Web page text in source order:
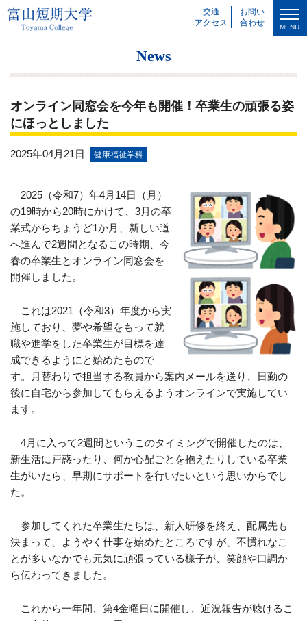
交通
アクセス
お問い
合わせ
MENU
News
オンライン同窓会を今年も開催！卒業生の頑張る姿
にほっとしました
2025年04月21日 健康福祉学科
2025（令和7）年4月 14日（月）
の19時から20時にかけて、 3月の卒
業式からちょうど1か月、新しい道
へ進んで2週間となるこの時期、今
春の卒業生とオンライン同窓会を
開催しました。
これは2021 （令和3）年度から実
施しており、夢や希望をもって就
職や進学をした卒業生が目標を達
成できるようにと始めたもので
す。月替わりで担当する教員から案内メールを送り、日勤の
後に自宅から参加してもらえるようオンラインで実施してい
ます。
4月に入って2週間というこのタイミングで開催したのは、
新生活に戸惑ったり、何か心配ごとを抱えたりしている卒業
生がいたら、早期にサポートを行いたいという思いからでし
た。
参加してくれた卒業生たちは、新人研修を終え、配属先も
決まって、ようやく仕事を始めたところですが、不慣れなこ
とが多いなかでも元気に頑張っている様子が、笑顔や口調か
ら伝わってきました。
これから一年間、第4金曜日に開催し、近況報告が聴けるこ